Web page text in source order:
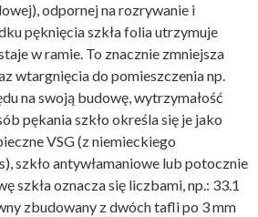
odpornej na rozrywanie i
pęknięcia szkła folia utrzymuje
w ramie. To znacznie zmniejsza
wtargnięcia do pomieszczenia np.
na swoją budowę, wytrzymałość
pękania szkło określa się je jako
VSG (z niemieckiego
szkło antywłamaniowe lub potocznie
szkła oznacza się liczbami, np.: 33.1
zbudowany z dwóch tafli po 3 mm